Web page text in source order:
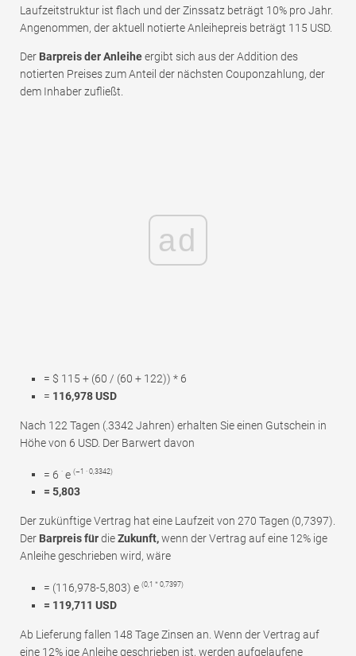
Laufzeitstruktur ist flach und der Zinssatz beträgt 10% pro Jahr.
Angenommen, der aktuell notierte Anleihepreis beträgt 115 USD.
Der Barpreis der Anleiheergibt sich aus der Addition des
notierten Preises zum Anteil der nächsten Couponzahlung, der
dem Inhaber zufließt.
ad
= $ 115 + (60 / (60 + 122)) * 6
= 116,978 USD
Nach 122 Tagen (.3342 Jahren) erhalten Sie einen Gutschein in
Höhe von 6 USD. Der Barwert davon
= 6 · e (–1 · 0,3342)
= 5,803
Der zukünftige Vertrag hat eine Laufzeit von 270 Tagen (0,7397).
Der Barpreis fürdieZukunft,wenn der Vertrag auf eine 12% ige
Anleihe geschrieben wird, wäre
= (116,978-5,803) e (0,1 * 0,7397)
= 119,711 USD
Ab Lieferung fallen 148 Tage Zinsen an. Wenn der Vertrag auf
eine 12% ige Anleihe geschrieben ist, werden aufgelaufene